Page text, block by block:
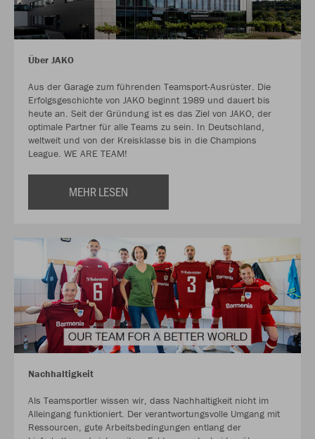
Über JAKO
Aus der Garage zum führenden Teamsport-Ausrüster. Die
Erfolgsgeschichte von JAKO beginnt 1989 und dauert bis
heute an. Seit der Gründung ist es das Ziel von JAKO, der
optimale Partner für alle Teams zu sein. In Deutschland,
weltweit und von der Kreisklasse bis in die Champions
League. WE ARE TEAM!
MEHR LESEN
Nachhaltigkeit
Als Teamsportler wissen wir, dass Nachhaltigkeit nicht im
Alleingang funktioniert. Der verantwortungsvolle Umgang mit
Ressourcen, gute Arbeitsbedingungen entlang der